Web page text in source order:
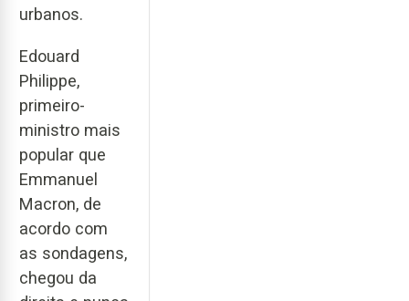
urbanos.
Edouard
Philippe,
primeiro-
ministro mais
popular que
Emmanuel
Macron, de
acordo com
as sondagens,
chegou da